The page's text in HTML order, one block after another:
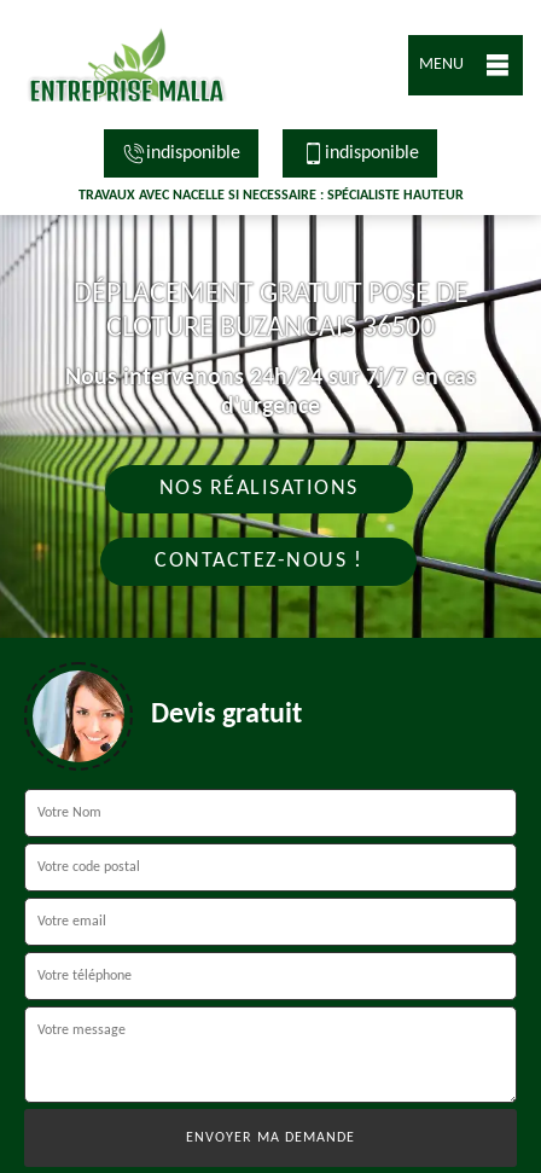
MENU
indisponible indisponible
TRAVAUX AVEC NACELLE SI NECESSAIRE : SPÉCIALISTE HAUTEUR
DÉPLACEMENT GRATUIT POSE DE
CLOTURE BUZANCAIS 36500
Nous intervenons 24h/24 sur 7j/7 en cas
d'urgence
NOS RÉALISATIONS
CONTACTEZ-NOUS !
Devis gratuit